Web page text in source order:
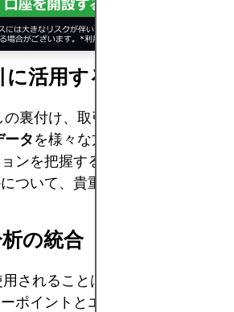
活用する
裏付け、取引戦略の調整、リス
タを様々な方法で活用できます
ンを把握することで、トレーダ
ついて、貴重な透明性を得るこ
の統合
されることはありません。成功
ポイントとエグジットポイント